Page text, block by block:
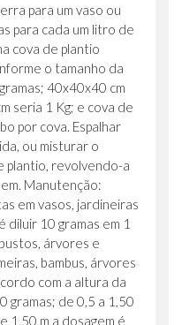
para um vaso ou
para cada um litro de
cova de plantio
o tamanho da
40x40x40 cm
seria 1 Kg; e cova de
por cova. Espalhar
ou misturar o
revolvendo-a
Manutenção:
em vasos, jardineiras
10 gramas em 1
árvores e
bambus, árvores
com a altura da
gramas; de 0,5 a 1,50
1,50 m a dosagem é